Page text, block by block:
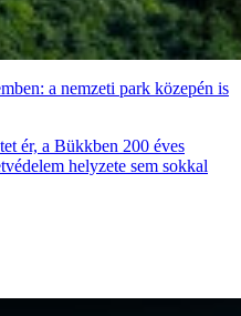
a nemzeti park közepén is
ér, a Bükkben 200 éves
helyzete sem sokkal